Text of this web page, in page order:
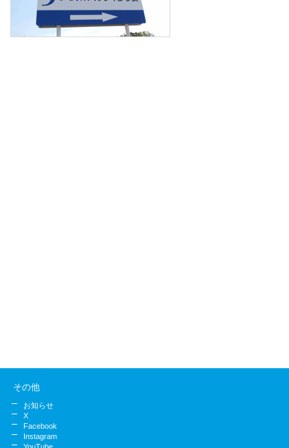
その他
お知らせ
X
Facebook
Instagram